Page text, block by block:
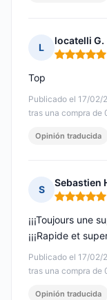
L
locatelli G.
Nota: 5 de 5
Publicado el 17/02/
tras una compra de
Top
Opinión traducida
S
Sebastien
Nota: 5 de 5
Publicado el 17/02/
tras una compra de
¡¡¡Toujours une
¡¡¡Rapide et
Opinión traducida